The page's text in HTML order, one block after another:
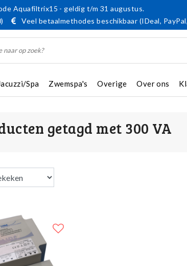
Aquafiltrix15 - geldig t/m 31 augustus.
Veel betaalmethodes beschikbaar (IDeal,
Spa Zwemspa's Overige Over ons
getagd met 300 VA